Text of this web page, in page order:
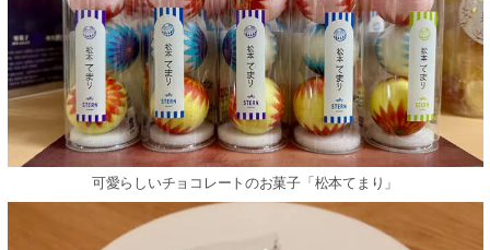
可愛らしいチョコレートのお菓⼦「松本てまり」